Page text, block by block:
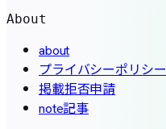
About
about
プライバシーポリシー
掲載拒否申請
note記事